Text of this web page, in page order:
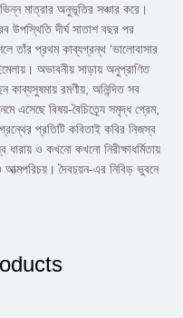
মাত্রার অনুভূতির সঞ্চার করে।
উপস্থিতি দীর্ঘ সাতাশ বছর পর
তাঁর প্রথম কাব্যগ্রন্থ ‘ভালােবাসার
অভাবনীয় সাড়ায় অনুপ্রাণিত
কাব্যসুষমায় রমণীয়, অনিন্দিত সব
এসেছে বিষয়-বৈচিত্র্যে সমৃদ্ধ প্রেম,
প্রতিটি কবিতাই কবির নিজস্ব
ও কখনাে কখনাে নিরীক্ষাধর্মিতায়
দৈবচয়ন-এর নিবিড় ভুবনে